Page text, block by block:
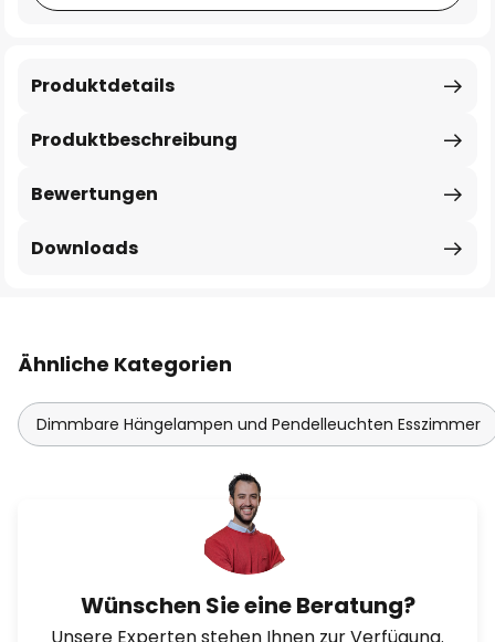
Produktbeschreibung
Produktdetails
Bewertungen
Downloads
Ähnliche Kategorien
Dimmbare Hängelampen und Pendelleuchten Esszimmer
Wünschen Sie eine Beratung?